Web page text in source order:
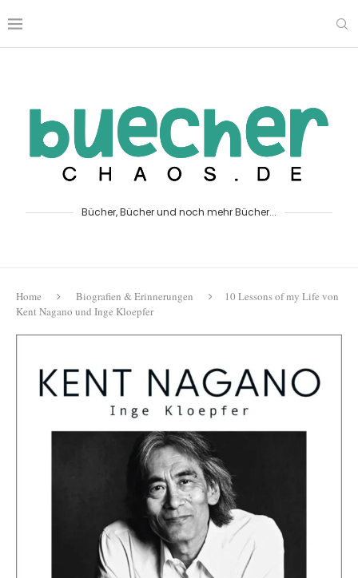
Bücher, Bücher und noch mehr Bücher...
Home Biografien & Erinnerungen
10 Lessons of my Life von
Kent Nagano und Inge Kloepfer